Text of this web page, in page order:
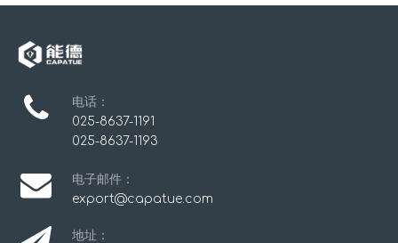
电话：
025-8637-1191
025-8637-1193
电子邮件：
export@capatue.com
地址：